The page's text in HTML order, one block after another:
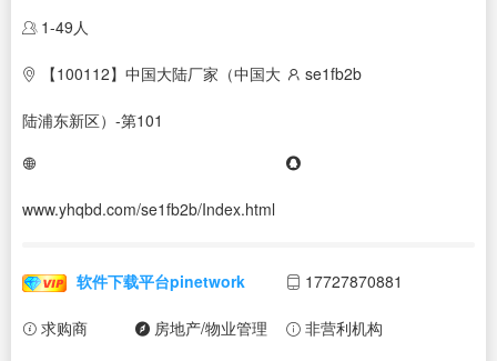
1-49人
【100112】中国大陆厂家（中国大
陆浦东新区）-第101
se1fb2b
www.yhqbd.com/se1fb2b/Index.html
软件下载平台pinetwork 17727870881
求购商 房地产/物业管理 非营利机构